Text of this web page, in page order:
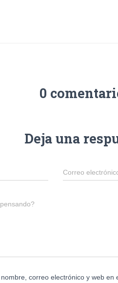
0
Deja una
Correo
correo electrónico y web